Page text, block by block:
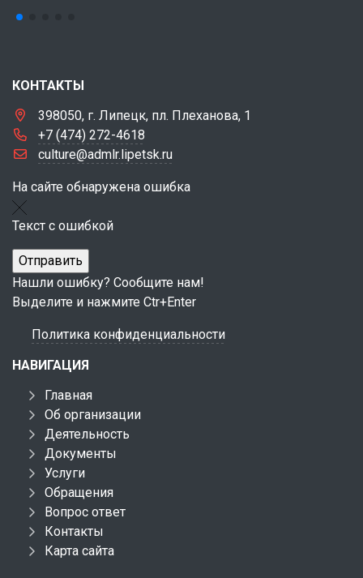
КОНТАКТЫ
398050, г. Липецк, пл. Плеханова, 1
+7 (474) 272-4618
culture@admlr.lipetsk.ru
На сайте обнаружена ошибка
Текст с ошибкой
Нашли ошибку? Сообщите нам!
Выделите и нажмите Ctr+Enter
Политика конфиденциальности
НАВИГАЦИЯ
Главная
Об организации
Деятельность
Документы
Услуги
Обращения
Вопрос ответ
Контакты
Карта сайта